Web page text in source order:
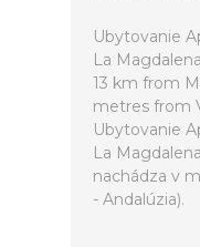
Ubytovanie
La
13 km from
metres from
Ubytovanie
La
nachádza v
- Andalúzia).